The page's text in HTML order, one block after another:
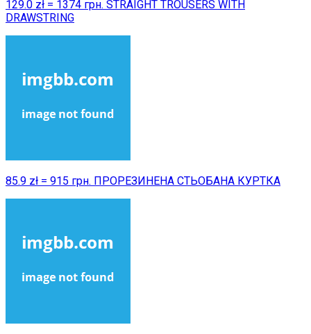
129.0 zł = 1374 грн. STRAIGHT TROUSERS WITH
DRAWSTRING
85.9 zł = 915 грн. ПРОРЕЗИНЕНА СТЬОБАНА КУРТКА